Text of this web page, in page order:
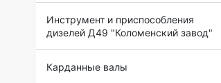
Инструмент и приспособления
дизелей Д49 "Коломенский завод"
Карданные валы